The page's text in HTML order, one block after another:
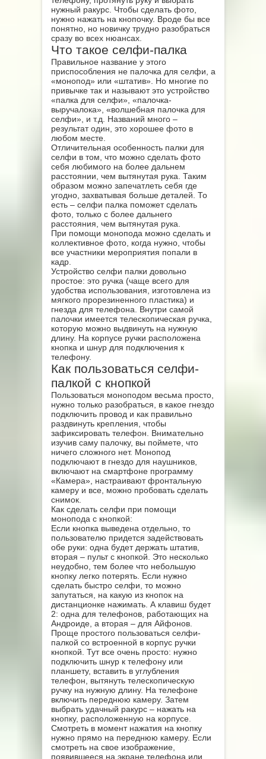
нужный ракурс. Чтобы сделать фото,
нужно нажать на кнопочку. Вроде бы все
понятно, но новичку трудно разобраться
сразу во всех нюансах.
Что такое селфи-палка
Правильное название у этого
приспособления не палочка для селфи, а
«монопод» или «штатив». Но многие по
привычке так и называют это устройство
«палка для селфи», «палочка-
выручалока», «волшебная палочка для
селфи», и т.д. Названий много –
результат один, это хорошее фото в
любом месте.
Отличительная особенность палки для
селфи в том, что можно сделать фото
себя любимого на более дальнем
расстоянии, чем вытянутая рука. Таким
образом можно запечатлеть себя где
угодно, захватывая больше деталей. То
есть – селфи палка поможет сделать
фото, только с более дальнего
расстояния, чем вытянутая рука.
При помощи монопода можно сделать и
коллективное фото, когда нужно, чтобы
все участники мероприятия попали в
кадр.
Устройство селфи палки довольно
простое: это ручка (чаще всего для
удобства использования, изготовлена из
мягкого прорезиненного пластика) и
гнезда для телефона. Внутри самой
палочки имеется телескопическая ручка,
которую можно выдвинуть на нужную
длину. На корпусе ручки расположена
кнопка и шнур для подключения к
телефону.
Как пользоваться селфи-
палкой с кнопкой
Пользоваться моноподом весьма просто,
нужно только разобраться, в какое гнездо
подключить провод и как правильно
раздвинуть крепления, чтобы
зафиксировать телефон. Внимательно
изучив саму палочку, вы поймете, что
ничего сложного нет. Монопод
подключают в гнездо для наушников,
включают на смартфоне программу
«Камера», настраивают фронтальную
камеру и все, можно пробовать сделать
снимок.
Как сделать селфи при помощи
монопода с кнопкой:
Если кнопка выведена отдельно, то
пользователю придется задействовать
обе руки: одна будет держать штатив,
вторая – пульт с кнопкой. Это несколько
неудобно, тем более что небольшую
кнопку легко потерять. Если нужно
сделать быстро селфи, то можно
запутаться, на какую из кнопок на
дистанционке нажимать. А клавиш будет
2: одна для телефонов, работающих на
Андроиде, а вторая – для Айфонов.
Проще простого пользоваться селфи-
палкой со встроенной в корпус ручки
кнопкой. Тут все очень просто: нужно
подключить шнур к телефону или
планшету, вставить в углубления
телефон, вытянуть телескопическую
ручку на нужную длину. На телефоне
включить переднюю камеру. Затем
выбрать удачный ракурс – нажать на
кнопку, расположенную на корпусе.
Смотреть в момент нажатия на кнопку
нужно прямо на переднюю камеру. Если
смотреть на свое изображение,
появившееся на экране телефона или